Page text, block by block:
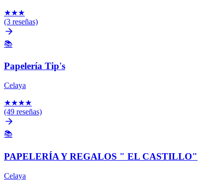
★★★
(3 reseñas)
📚
Papelería Tip's
Celaya
★★★★
(49 reseñas)
📚
PAPELERÍA Y REGALOS " EL CASTILLO"
Celaya